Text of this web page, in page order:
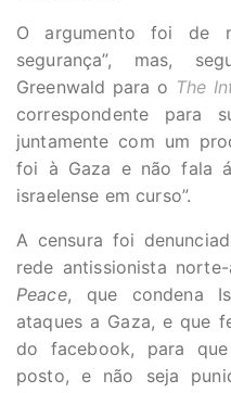
O argumento foi de
segurança”, mas,
Greenwald para o The
correspondente para
juntamente com um
foi à Gaza e não fala
israelense em curso”.
A censura foi
rede antissionista
Peace, que condena
ataques a Gaza, e que
do facebook, para
posto, e não seja